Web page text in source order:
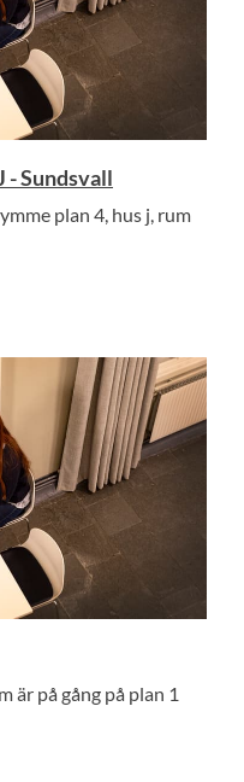
Sundsvall
plan 4, hus j, rum
är på gång på plan 1